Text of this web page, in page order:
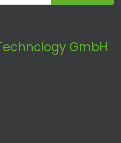
GmbH